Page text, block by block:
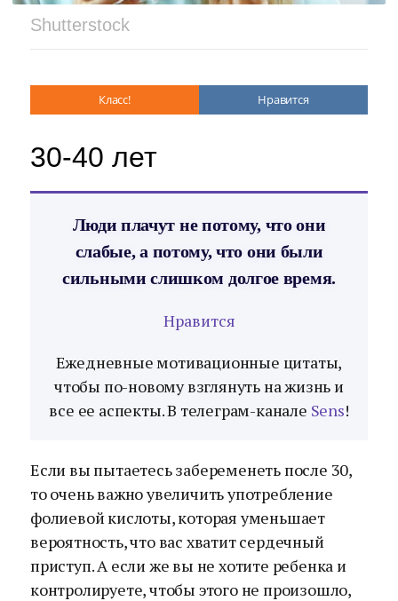
Shutterstock
Класс! Нравится
30-40 лет
Люди плачут не потому, что они
слабые, а потому, что они были
сильными слишком долгое время.
Нравится
Ежедневные мотивационные цитаты,
чтобы по-новому взглянуть на жизнь и
все ее аспекты. В телеграм-канале Sens!
Если вы пытаетесь забеременеть после 30,
то очень важно увеличить употребление
фолиевой кислоты, которая уменьшает
вероятность, что вас хватит сердечный
приступ. А если же вы не хотите ребенка и
контролируете, чтобы этого не произошло,